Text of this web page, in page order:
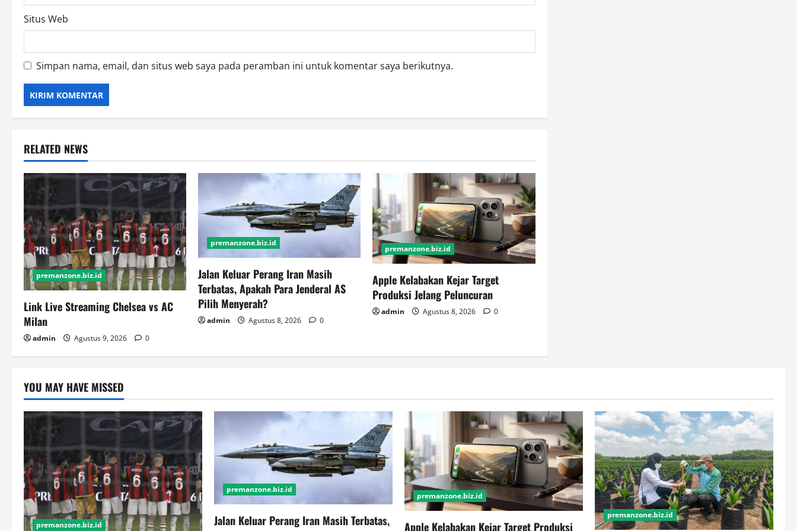
Situs Web
Simpan nama, email, dan situs web saya pada peramban ini untuk komentar saya berikutnya.
RELATED NEWS
premanzone.biz.id
Link Live Streaming Chelsea vs AC
Milan
admin Agustus 9, 2026 0
premanzone.biz.id
Jalan Keluar Perang Iran Masih
Terbatas, Apakah Para Jenderal AS
Pilih Menyerah?
admin Agustus 8, 2026 0
premanzone.biz.id
Apple Kelabakan Kejar Target
Produksi Jelang Peluncuran
admin Agustus 8, 2026 0
YOU MAY HAVE MISSED
premanzone.biz.id
premanzone.biz.id
Jalan Keluar Perang Iran Masih Terbatas,
premanzone.biz.id
Apple Kelabakan Kejar Target Produksi
premanzone.biz.id